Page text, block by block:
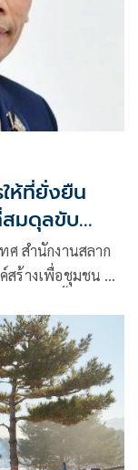
ห้ที่ยั่งยืน
มดุลขับ
ศ สำนักงานสลาก
ค์สร้างเพื่อชุมชน ที่
มแข็งให้เกิดขึ้น
จากภายในชุมชน
รใช้ทรัพยากรท้อง
มารถพึ่งพาตนเอง